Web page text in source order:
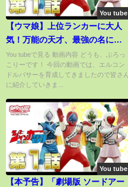
You tube
【ウマ娘】上位ランカーに大人
気！万能の天才、最強の名に相
応しいエルコンドルパサーをダ
ート路線先行型で育成！エルの
魅力は底知れないですね【育成
場】
You tubeで見る 動画内容 どうも、ぶろっ
こりーです！ 今回の動画では、エルコン
ドルパサーを育成してきましたので皆さん
に紹介していきま...
You tube
【本予告】「劇場版 ソードアー